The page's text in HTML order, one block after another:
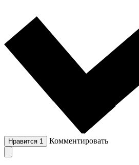
Нравится 1 Комментировать